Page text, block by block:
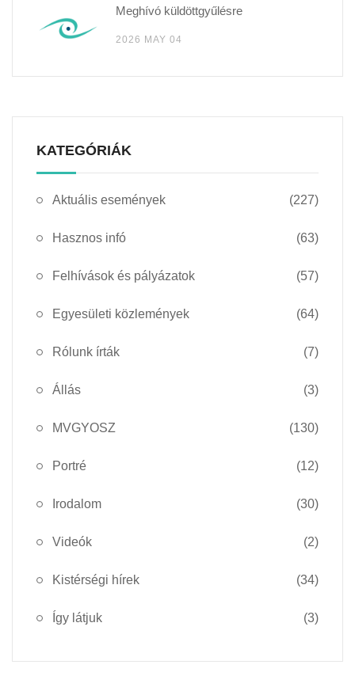
Meghívó küldöttgyűlésre
2026 MAY 04
KATEGÓRIÁK
Aktuális események (227)
Hasznos infó (63)
Felhívások és pályázatok (57)
Egyesületi közlemények (64)
Rólunk írták (7)
Állás (3)
MVGYOSZ (130)
Portré (12)
Irodalom (30)
Videók (2)
Kistérségi hírek (34)
Így látjuk (3)